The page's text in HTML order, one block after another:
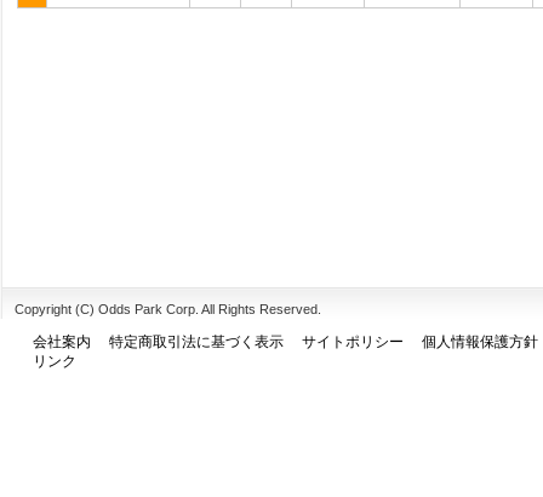
Copyright (C) Odds Park Corp. All Rights Reserved.
会社案内 特定商取引法に基づく表示 サイトポリシー
個人情報保護方針
リンク